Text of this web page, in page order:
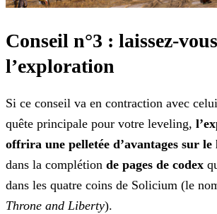
Conseil n°3 : laissez-
l’exploration
Si ce conseil va en contraction avec
quête principale pour votre leveling,
offrira une pelletée d’avantages sur le
dans la complétion de pages de codex
dans les quatre coins de Solicium (le
Throne and Liberty).